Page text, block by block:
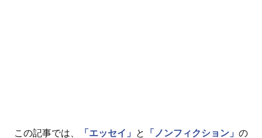
この記事では、 「エッセイ」 と 「ノンフィクション」 の